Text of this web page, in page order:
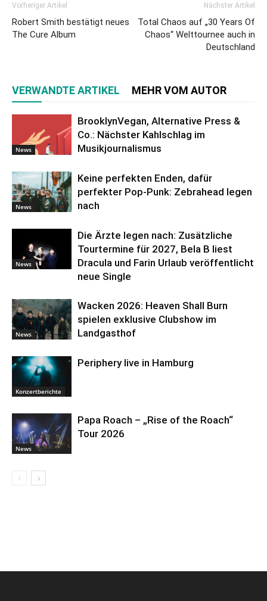
Vorheriger Artikel
Robert Smith bestätigt neues
The Cure Album
Nächster Artikel
Total Chaos auf „30 Years Of
Chaos“ Welttournee auch in
Deutschland
VERWANDTE ARTIKEL MEHR VOM AUTOR
News
BrooklynVegan, Alternative Press &
Co.: Nächster Kahlschlag im
Musikjournalismus
News
Keine perfekten Enden, dafür
perfekter Pop-Punk: Zebrahead legen
nach
News
Die Ärzte legen nach: Zusätzliche
Tourtermine für 2027, Bela B liest
Dracula und Farin Urlaub veröffentlicht
neue Single
News
Wacken 2026: Heaven Shall Burn
spielen exklusive Clubshow im
Landgasthof
Konzertberichte
Periphery live in Hamburg
News
Papa Roach – „Rise of the Roach“
Tour 2026